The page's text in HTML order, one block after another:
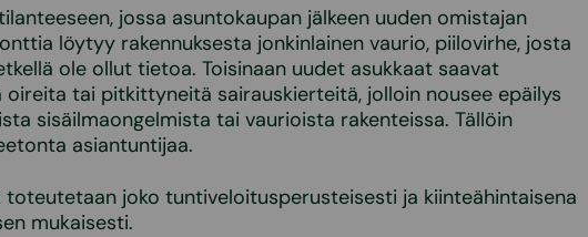
jossa asuntokaupan jälkeen uuden omistajan
löytyy rakennuksesta jonkinlainen vaurio, piilovirhe, josta
ole ollut tietoa. Toisinaan uudet asukkaat saavat
tai pitkittyneitä sairauskierteitä, jolloin nousee epäilys
sisäilmaongelmista tai vaurioista rakenteissa. Tällöin
asiantuntijaa.
joko tuntiveloitusperusteisesti ja kiinteähintaisena
mukaisesti.